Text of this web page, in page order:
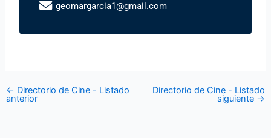
geomargarcia1@gmail.com
← Directorio de Cine - Listado
anterior
Directorio de Cine - Listado
siguiente →